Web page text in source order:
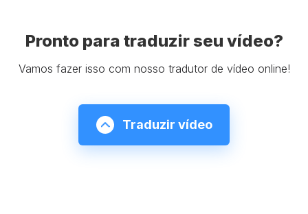
Pronto para traduzir seu vídeo?
Vamos fazer isso com nosso tradutor de vídeo online!
Traduzir vídeo